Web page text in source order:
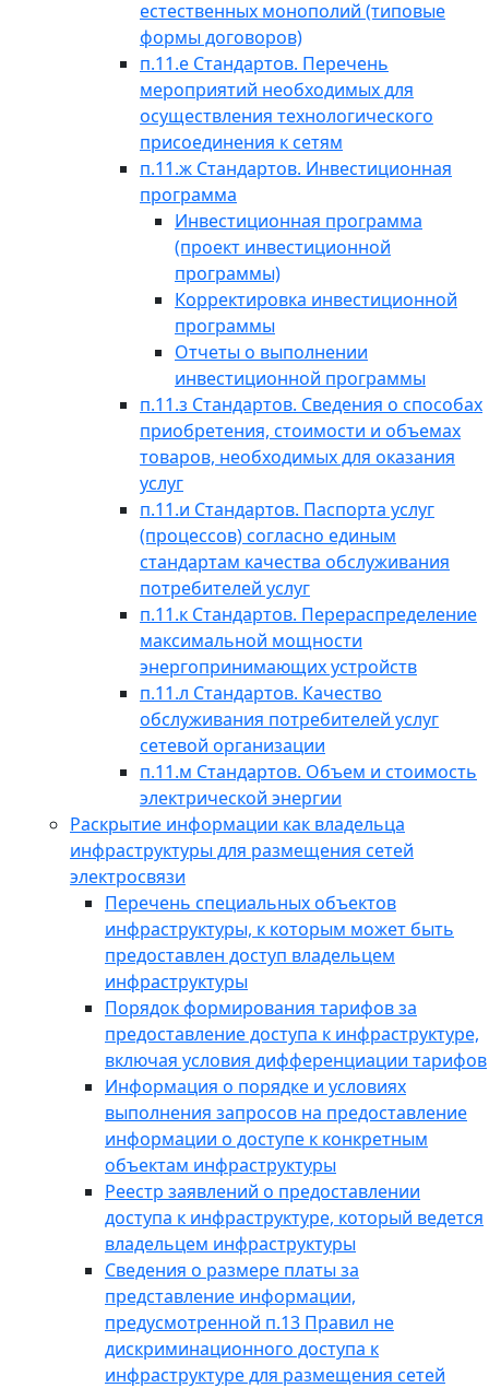
естественных монополий (типовые
формы договоров)
п.11.е Стандартов. Перечень
мероприятий необходимых для
осуществления технологического
присоединения к сетям
п.11.ж Стандартов. Инвестиционная
программа
Инвестиционная программа
(проект инвестиционной
программы)
Корректировка инвестиционной
программы
Отчеты о выполнении
инвестиционной программы
п.11.з Стандартов. Сведения о способах
приобретения, стоимости и объемах
товаров, необходимых для оказания
услуг
п.11.и Стандартов. Паспорта услуг
(процессов) согласно единым
стандартам качества обслуживания
потребителей услуг
п.11.к Стандартов. Перераспределение
максимальной мощности
энергопринимающих устройств
п.11.л Стандартов. Качество
обслуживания потребителей услуг
сетевой организации
п.11.м Стандартов. Объем и стоимость
электрической энергии
Раскрытие информации как владельца
инфраструктуры для размещения сетей
электросвязи
Перечень специальных объектов
инфраструктуры, к которым может быть
предоставлен доступ владельцем
инфраструктуры
Порядок формирования тарифов за
предоставление доступа к инфраструктуре,
включая условия дифференциации тарифов
Информация о порядке и условиях
выполнения запросов на предоставление
информации о доступе к конкретным
объектам инфраструктуры
Реестр заявлений о предоставлении
доступа к инфраструктуре, который ведется
владельцем инфраструктуры
Сведения о размере платы за
представление информации,
предусмотренной п.13 Правил не
дискриминационного доступа к
инфраструктуре для размещения сетей